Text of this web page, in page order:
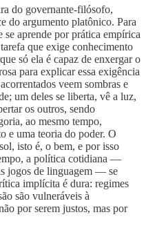
do governante-filósofo,
do argumento platônico. Para
aprende por prática empírica
que exige conhecimento
só ela é capaz de enxergar o
para explicar essa exigência
veem sombras e
um deles se liberta, vê a luz,
os outros, sendo
ao mesmo tempo,
e uma teoria do poder. O
isto é, o bem, e por isso
a política cotidiana —
jogos de linguagem — se
implícita é dura: regimes
são vulneráveis à
por serem justos, mas por